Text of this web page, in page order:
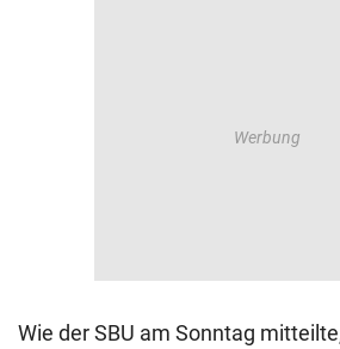
Wie der SBU am Sonntag